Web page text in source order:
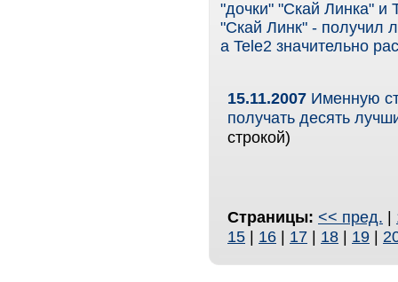
"дочки" "Скай Линка" и
"Скай Линк" - получил
а Tele2 значительно
15.11.2007 Именную
получать десять
строкой)
Страницы: << пред. |
15 | 16 | 17 | 18 | 19 |